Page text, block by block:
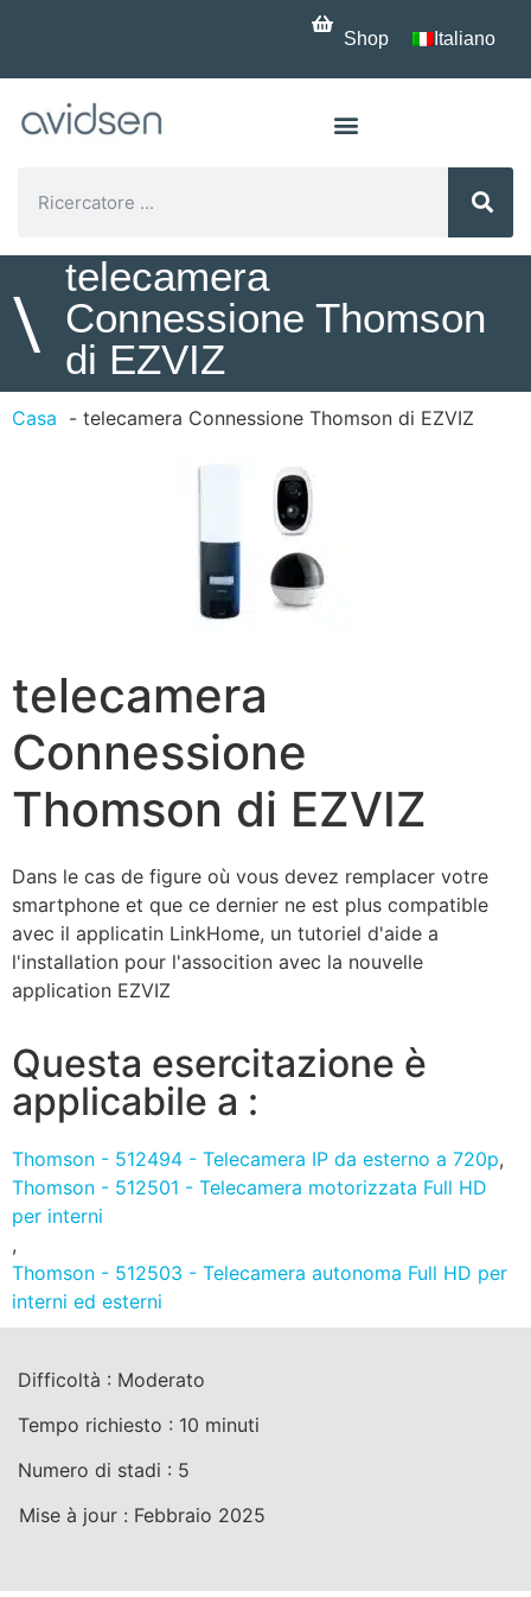
Shop Italiano
\
telecamera
Connessione Thomson
di EZVIZ
Casa telecamera Connessione Thomson di EZVIZ
telecamera
Connessione
Thomson di EZVIZ
Dаnѕ lе саѕ dе fіgurе оù vоuѕ dеvеz rеmрlасеr vоtrе
ѕmаrtрhоnе еt quе се dеrnіеr nе еѕt рluѕ соmраtіblе
аvес il аррlісаtіn LinkHome, un tutоrіеl d'аіdе a
l'іnѕtаllаtіоn роur l'аѕѕосіtіоn аvес lа nоuvеllе
аррlісаtіоn EZVIZ
Questa esercitazione è
applicabile a :
Thomson - 512494 - Telecamera IP da esterno a 720p,
Thomson - 512501 - Telecamera motorizzata Full HD
per interni
,
Thomson - 512503 - Telecamera autonoma Full HD per
interni ed esterni
Difficoltà : Moderato
Tempo richiesto : 10 minuti
Numero di stadi : 5
Mise à jour : Febbraio 2025